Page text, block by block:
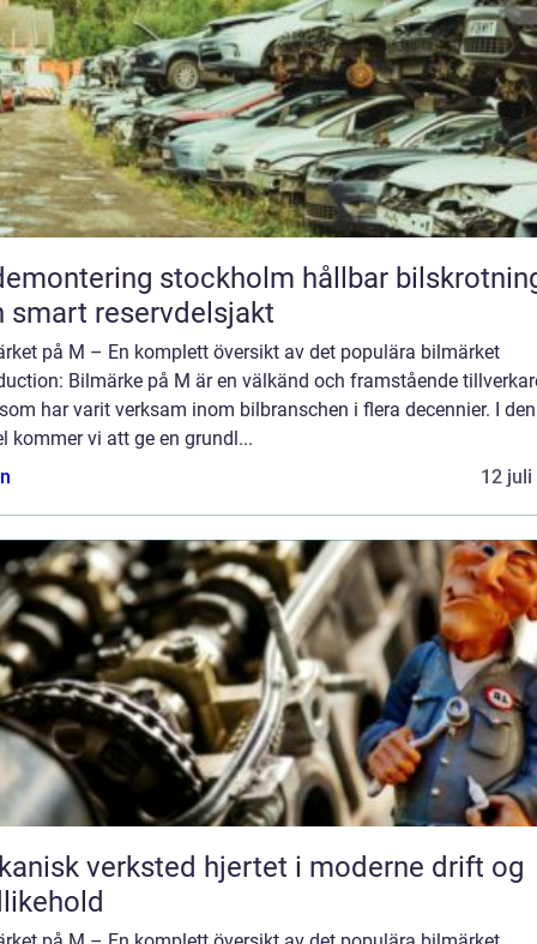
stockholm hållbar bilskrotning
smart reservdelsjakt
på M – En komplett översikt av det populära bilmärket
Bilmärke på M är en välkänd och framstående
har varit verksam inom bilbranschen i flera decennier. I
kommer vi att ge en grundl...
12 juli
verksted hjertet i moderne drift og